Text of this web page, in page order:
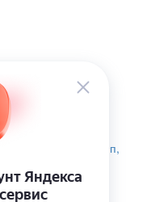
д.4 помещение 19п,